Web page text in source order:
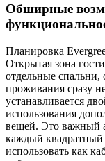
Обширные
Планировка
Открытая зона
отдельные спальни,
проживания сразу
устанавливается
использования
вещей. Это важный
каждый
использовать как